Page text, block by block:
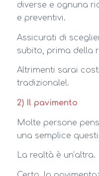
diverse e ognuna
e preventivi.
Assicurati di
subito, prima della
Altrimenti sarai
tradizionale!.
2) Il pavimento
Molte persone
una semplice
La realtà è un’altra.